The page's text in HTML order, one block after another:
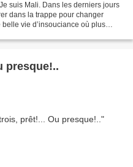
suis Mali. Dans les derniers jours
dans la trappe pour changer
vie d’insouciance où plus
presque!..